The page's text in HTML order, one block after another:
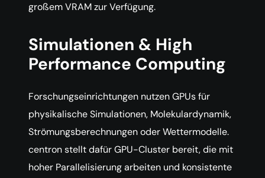
großem VRAM zur Verfügung.
Simulationen & High
Performance Computing
Forschungseinrichtungen nutzen GPUs für
physikalische Simulationen, Molekulardynamik,
Strömungsberechnungen oder Wettermodelle.
centron stellt dafür GPU-Cluster bereit, die mit
hoher Parallelisierung arbeiten und konsistente